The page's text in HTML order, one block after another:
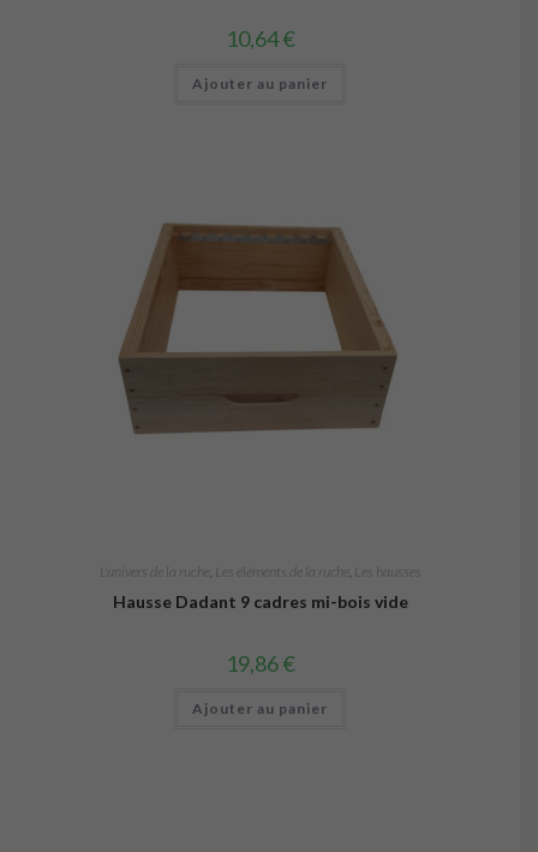
10,64€
Ajouter au panier
L'univers de la ruche , Les éléments de la ruche , Les hausses
Hausse Dadant 9 cadres mi-bois vide
19,86€
Ajouter au panier